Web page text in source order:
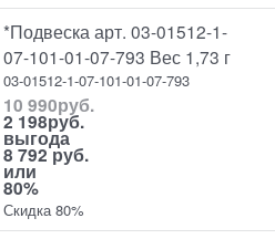
*Подвеска арт. 03-01512-1-
07-101-01-07-793 Вес 1,73 г
03-01512-1-07-101-01-07-793
10 990руб.
2 198руб.
выгода
8 792 руб.
или
80%
Скидка 80%